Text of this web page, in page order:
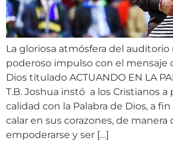
La gloriosa atmósfera del auditorio
poderoso impulso con el mensaje
Dios titulado ACTUANDO EN LA
T.B. Joshua instó a los Cristianos
calidad con la Palabra de Dios, a
calar en sus corazones, de
empoderarse y ser […]